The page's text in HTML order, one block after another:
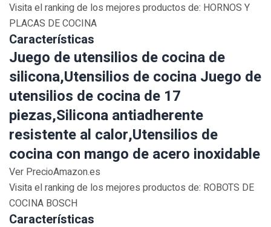
Visita el ranking de los mejores productos de: HORNOS Y
PLACAS DE COCINA
Características
Juego de utensilios de cocina de
silicona,Utensilios de cocina Juego de
utensilios de cocina de 17
piezas,Silicona antiadherente
resistente al calor,Utensilios de
cocina con mango de acero inoxidable
Ver PrecioAmazon.es
Visita el ranking de los mejores productos de: ROBOTS DE
COCINA BOSCH
Características